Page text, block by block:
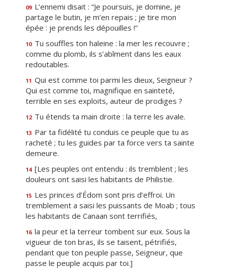
09 L’ennemi disait : “Je poursuis, je domine, je
partage le butin, je m’en repais ; je tire mon
épée : je prends les dépouilles !”
10 Tu souffles ton haleine : la mer les recouvre ;
comme du plomb, ils s’abîment dans les eaux
redoutables.
11 Qui est comme toi parmi les dieux, Seigneur ?
Qui est comme toi, magnifique en sainteté,
terrible en ses exploits, auteur de prodiges ?
12 Tu étends ta main droite : la terre les avale.
13 Par ta fidélité tu conduis ce peuple que tu as
racheté ; tu les guides par ta force vers ta sainte
demeure.
14 [Les peuples ont entendu : ils tremblent ; les
douleurs ont saisi les habitants de Philistie.
15 Les princes d’Édom sont pris d’effroi. Un
tremblement a saisi les puissants de Moab ; tous
les habitants de Canaan sont terrifiés,
16 la peur et la terreur tombent sur eux. Sous la
vigueur de ton bras, ils se taisent, pétrifiés,
pendant que ton peuple passe, Seigneur, que
passe le peuple acquis par toi.]